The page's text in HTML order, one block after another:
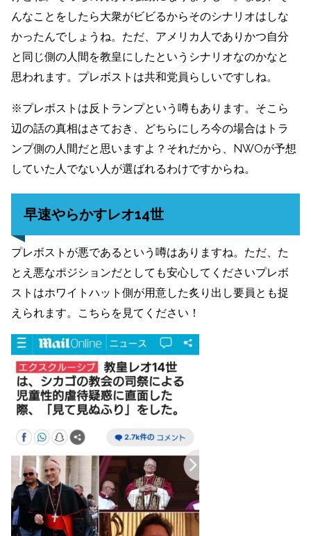
んなことをしたら大衆がビビるからそのシナリオはしな
かったんでしょうね。ただ、アメリカ人でありかつ自分
と同じ側の人間を教皇にしたというシナリオなのかなと
思われます。プレボストは共和党員らしいですしね。
※プレボストは反トランプという噂もあります。そこら
辺の話の真相はさておき、どちらにしろ今の場合はトラ
ンプ側の人間だと思いますよ？それだから、NWOが予想
していた人でない人が選ばれるわけですからね。
早速やらかすレオ14世
プレボストが悪であるという噂はありますね。ただ、た
とえ悪なポジションだとしても安心してくださいプレボ
ストはホワイトハット側が用意した炙り出し要員とも捉
えられます。こちらを見てください！